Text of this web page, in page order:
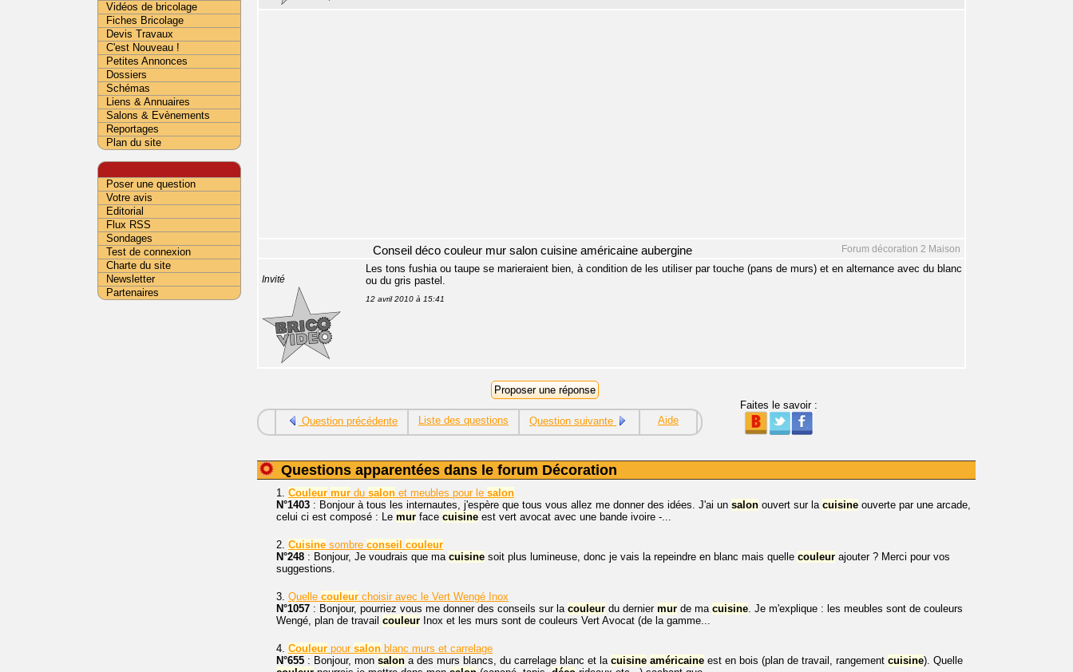
Forum décoration 2 Maison
Conseil déco couleur mur salon cuisine américaine aubergine
Invité
Les tons fushia ou taupe se marieraient bien, à condition de les utiliser par touche (pans de murs) et en alternance avec du blanc
ou du gris pastel.
12 avril 2010 à 15:41
Question précédente Liste des questions Question suivante Aide
Faites le savoir :
Questions apparentées dans le forum Décoration
1. Couleur mur du salon et meubles pour le salon
N°1403 : Bonjour à tous les internautes, j'espère que tous vous allez me donner des idées. J'ai un salon ouvert sur la cuisine ouverte par une arcade,
celui ci est composé : Le mur face cuisine est vert avocat avec une bande ivoire -...
2. Cuisine sombre conseil couleur
N°248 : Bonjour, Je voudrais que ma cuisine soit plus lumineuse, donc je vais la repeindre en blanc mais quelle couleur ajouter ? Merci pour vos
suggestions.
3. Quelle couleur choisir avec le Vert Wengé Inox
N°1057 : Bonjour, pourriez vous me donner des conseils sur la couleur du dernier mur de ma cuisine. Je m'explique : les meubles sont de couleurs
Wengé, plan de travail couleur Inox et les murs sont de couleurs Vert Avocat (de la gamme...
4. Couleur pour salon blanc murs et carrelage
N°655 : Bonjour, mon salon a des murs blancs, du carrelage blanc et la cuisine américaine est en bois (plan de travail, rangement cuisine). Quelle
Vidéos de bricolage
Fiches Bricolage
Devis Travaux
C'est Nouveau !
Petites Annonces
Dossiers
Schémas
Liens & Annuaires
Salons & Evènements
Reportages
Plan du site
Poser une question
Votre avis
Editorial
Flux RSS
Sondages
Test de connexion
Charte du site
Newsletter
Partenaires